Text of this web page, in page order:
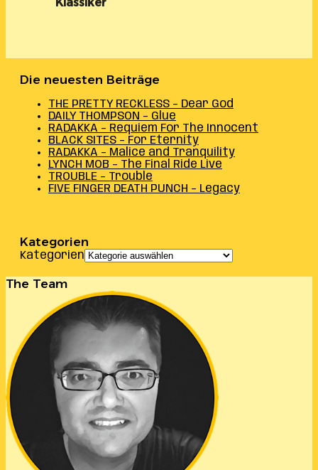
Die neuesten Beiträge
THE PRETTY RECKLESS – Dear God
DAILY THOMPSON – Glue
RADAKKA – Requiem For The Innocent
BLACK SITES – For Eternity
RADAKKA – Malice and Tranquility
LYNCH MOB – The Final Ride Live
TROUBLE – Trouble
FIVE FINGER DEATH PUNCH – Legacy
Kategorien
Kategorien
The Team